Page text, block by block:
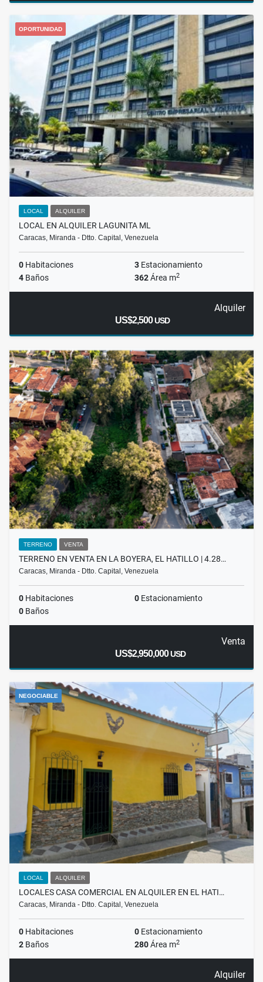
OPORTUNIDAD
LOCAL ALQUILER
LOCAL EN ALQUILER LAGUNITA ML
Caracas, Miranda - Dtto. Capital, Venezuela
0 Habitaciones 3 Estacionamiento
4 Baños 362Área m2
Alquiler
US$2,500USD
TERRENO VENTA
TERRENO EN VENTA EN LA BOYERA, EL HATILLO | 4.28…
Caracas, Miranda - Dtto. Capital, Venezuela
0 Habitaciones 0 Estacionamiento
0 Baños
Venta
US$2,950,000USD
NEGOCIABLE
LOCAL ALQUILER
LOCALES CASA COMERCIAL EN ALQUILER EN EL HATI…
Caracas, Miranda - Dtto. Capital, Venezuela
0 Habitaciones 0 Estacionamiento
2 Baños 280Área m2
Alquiler